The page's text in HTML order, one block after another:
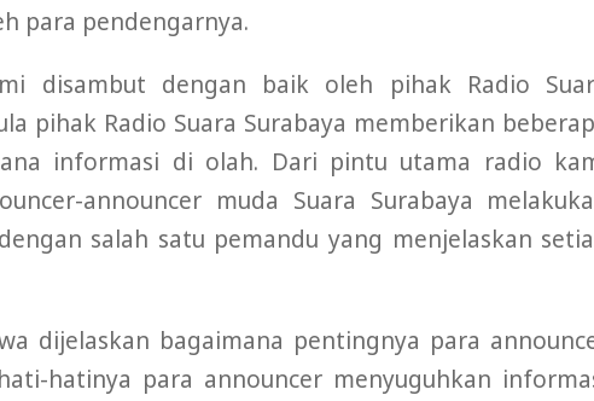
para pendengarnya.
disambut dengan baik oleh pihak Radio
pihak Radio Suara Surabaya memberikan
informasi di olah. Dari pintu utama radio
announcer muda Suara Surabaya
salah satu pemandu yang menjelaskan
dijelaskan bagaimana pentingnya para
hatinya para announcer menyuguhkan